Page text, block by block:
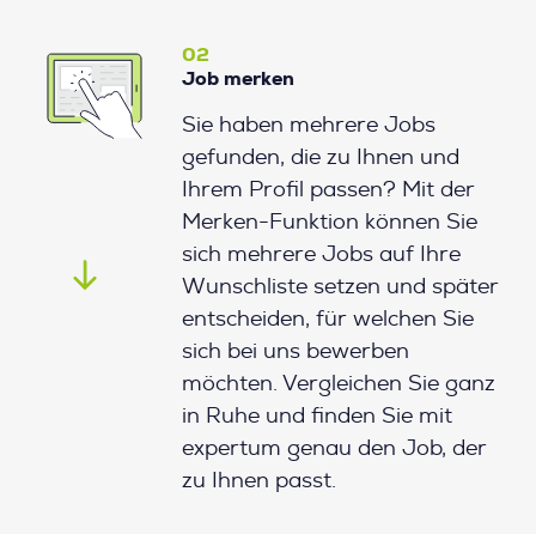
02
Job merken
Sie haben mehrere Jobs
gefunden, die zu Ihnen und
Ihrem Profil passen? Mit der
Merken-Funktion können Sie
sich mehrere Jobs auf Ihre
Wunschliste setzen und später
entscheiden, für welchen Sie
sich bei uns bewerben
möchten. Vergleichen Sie ganz
in Ruhe und finden Sie mit
expertum genau den Job, der
zu Ihnen passt.